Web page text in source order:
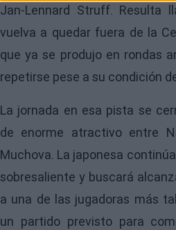
Jan-Lennard Struff. Resulta
vuelva a quedar fuera de la
que ya se produjo en rondas
repetirse pese a su condición
La jornada en esa pista se
de enorme atractivo entre
Muchova. La japonesa
sobresaliente y buscará
a una de las jugadoras más
un partido previsto para